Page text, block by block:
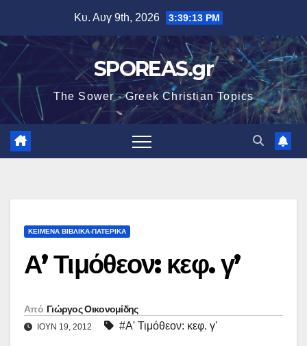
περιεχόμενο
Κυ. Αυγ 9th, 2026 3:39:14 PM
SPOREAS.gr
The Sower - Greek Christian Topics
ΚΕΙΜΕΝΑ ΒΙΒΛΙΚΑ-ΠΑΤΕΡΙΚΑ
Α’ Τιμόθεον: κεφ. γ’
Από Γιώργος Οικονομίδης
ΙΟΎΝ 19, 2012 #Α' Τιμόθεον: κεφ. γ'